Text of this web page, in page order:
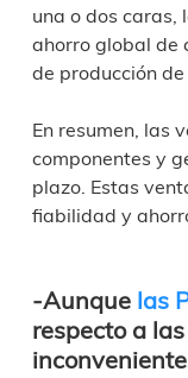
una o dos
ahorro global de
de producción
En resumen, las
componentes y
plazo. Estas
fiabilidad y
-Aunque las
respecto a